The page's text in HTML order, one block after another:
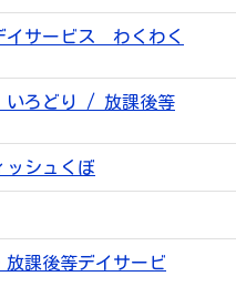
イサービス わくわく
いろどり / 放課後等
ッシュくぼ
放課後等デイサービ